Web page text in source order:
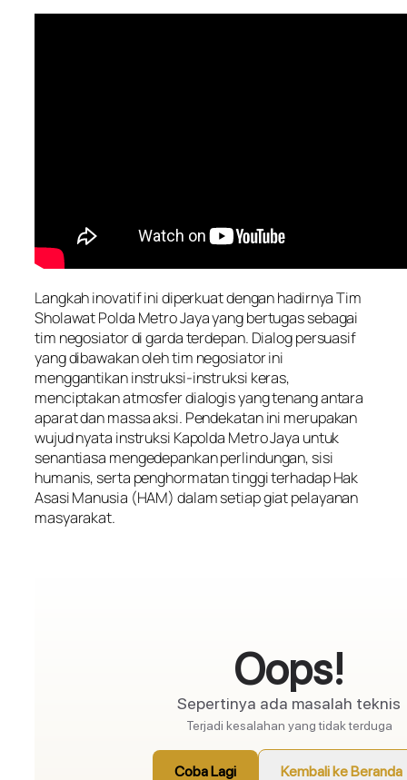
Langkah inovatif ini diperkuat dengan hadirnya Tim
Sholawat Polda Metro Jaya yang bertugas sebagai
tim negosiator di garda terdepan. Dialog persuasif
yang dibawakan oleh tim negosiator ini
menggantikan instruksi-instruksi keras,
menciptakan atmosfer dialogis yang tenang antara
aparat dan massa aksi. Pendekatan ini merupakan
wujud nyata instruksi Kapolda Metro Jaya untuk
senantiasa mengedepankan perlindungan, sisi
humanis, serta penghormatan tinggi terhadap Hak
Asasi Manusia (HAM) dalam setiap giat pelayanan
masyarakat.